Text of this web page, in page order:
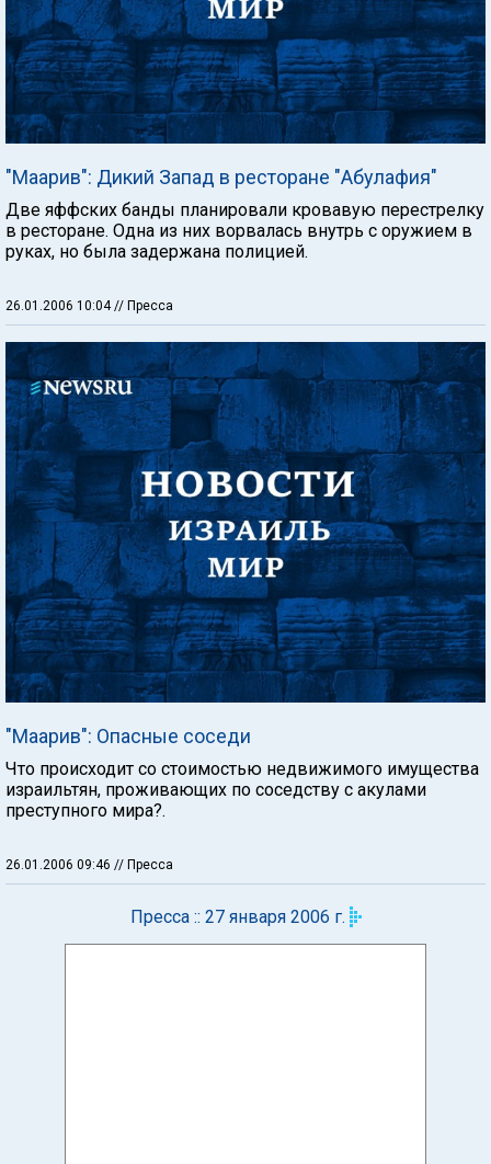
"Маарив": Дикий Запад в ресторане "Абулафия"
Две яффских банды планировали кровавую перестрелку
в ресторане. Одна из них ворвалась внутрь с оружием в
руках, но была задержана полицией.
26.01.2006 10:04// Пресса
"Маарив": Опасные соседи
Что происходит со стоимостью недвижимого имущества
израильтян, проживающих по соседству с акулами
преступного мира?.
26.01.2006 09:46 // Пресса
Пресса :: 27 января 2006 г.